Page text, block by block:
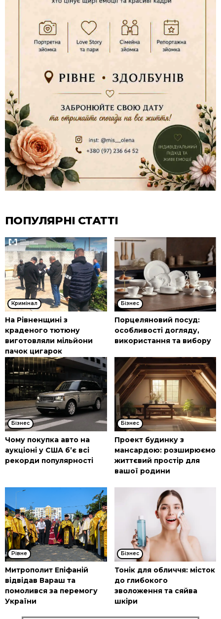
ПОПУЛЯРНІ СТАТТІ
Кримінал
На Рівненщині з
краденого тютюну
виготовляли мільйони
пачок цигарок
Бізнес
Порцеляновий посуд:
особливості догляду,
використання та вибору
Бізнес
Чому покупка авто на
аукціоні у США б’є всі
рекорди популярності
Бізнес
Проект будинку з
мансардою: розширюємо
життєвий простір для
вашої родини
Рівне
Митрополит Епіфаній
відвідав Вараш та
помолився за перемогу
України
Бізнес
Тонік для обличчя: місток
до глибокого
зволоження та сяйва
шкіри